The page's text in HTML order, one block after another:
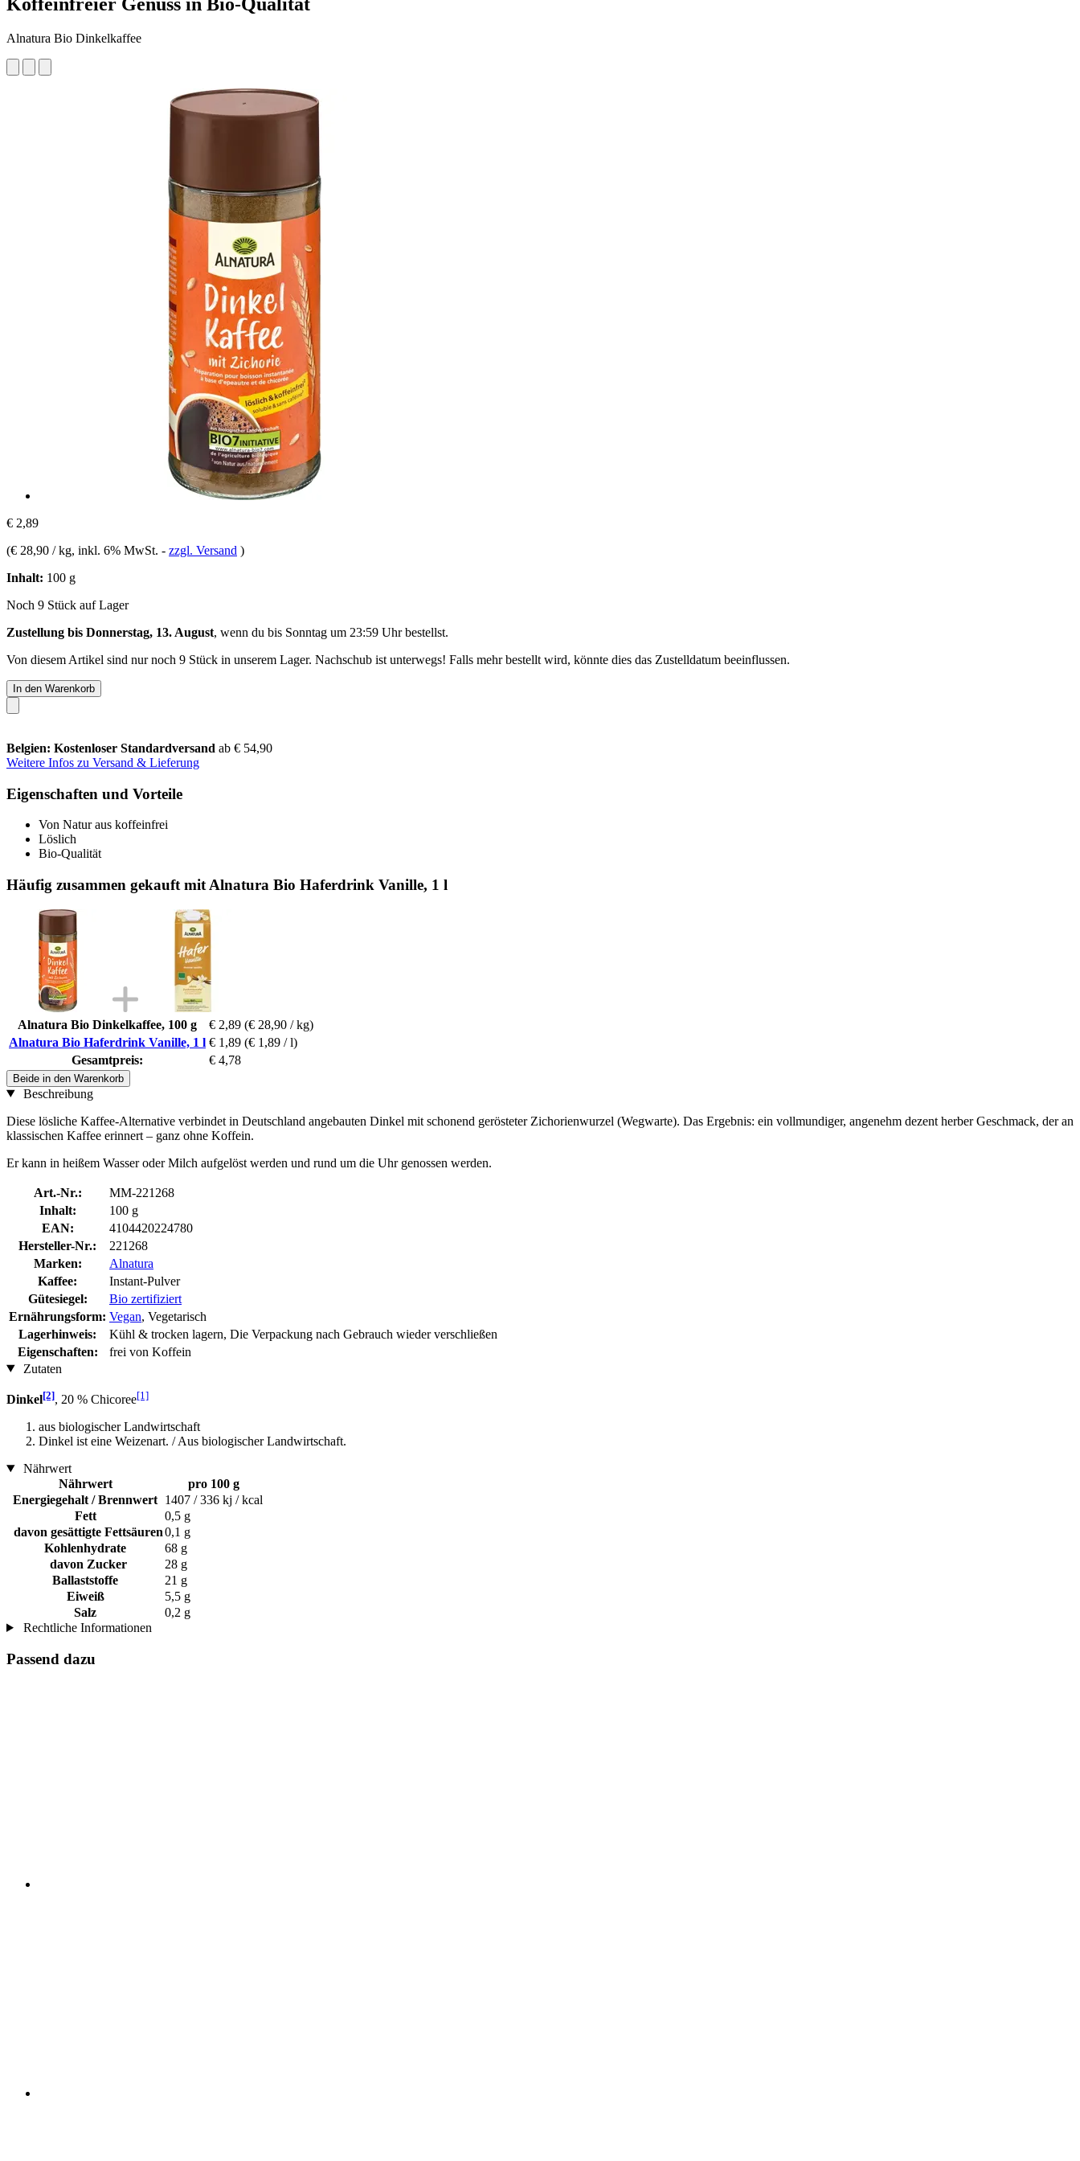
Alnatura Bio Dinkelkaffee
€ 2,89
(€ 28,90 / kg, inkl. 6% MwSt. - zzgl. Versand )
Inhalt: 100 g
Noch 9 Stück auf Lager
Zustellung bis Donnerstag, 13. August, wenn du bis Sonntag um 23:59 Uhrbestellst.
Von diesem Artikel sind nur noch 9 Stück in unserem Lager. Nachschub ist unterwegs! Falls mehr bestellt wird, könnte dies das Zustelldatum beeinflussen.
In den Warenkorb
Belgien: Kostenloser Standardversand ab € 54,90
Weitere Infos zu Versand & Lieferung
Eigenschaften und Vorteile
Von Natur aus koffeinfrei
Löslich
Bio-Qualität
Häufig zusammen gekauft mit Alnatura Bio Haferdrink Vanille, 1 l
Alnatura Bio Dinkelkaffee, 100 g € 2,89 (€ 28,90 / kg)
Alnatura Bio Haferdrink Vanille, 1 l € 1,89 (€ 1,89 / l)
Gesamtpreis:
€ 4,78
Beide in den Warenkorb
Beschreibung
Diese lösliche Kaffee-Alternative verbindet in Deutschland angebauten Dinkel mit schonend gerösteter Zichorienwurzel (Wegwarte). Das Ergebnis: ein vollmundiger, angenehm dezent herber Geschmack, der an
klassischen Kaffee erinnert – ganz ohne Koffein.
Er kann in heißem Wasser oder Milch aufgelöst werden und rund um die Uhr genossen werden.
Art.-Nr.:
MM-221268
Inhalt:
100 g
EAN:
4104420224780
Hersteller-Nr.:
221268
Marken:
Alnatura
Kaffee:
Instant-Pulver
Gütesiegel:
Bio zertifiziert
Ernährungsform: Vegan, Vegetarisch
Lagerhinweis:
Kühl & trocken lagern, Die Verpackung nach Gebrauch wieder verschließen
Eigenschaften:
frei von Koffein
Zutaten
Dinkel[2], 20 % Chicoree[1]
aus biologischer Landwirtschaft
Dinkel ist eine Weizenart. / Aus biologischer Landwirtschaft.
Nährwert
Nährwert
pro 100 g
Energiegehalt / Brennwert 1407 / 336 kj / kcal
Fett
0,5 g
davon gesättigte Fettsäuren0,1 g
Kohlenhydrate
68 g
davon Zucker
28 g
Ballaststoffe
21 g
Eiweiß
5,5 g
Salz
0,2 g
Rechtliche Informationen
Passend dazu